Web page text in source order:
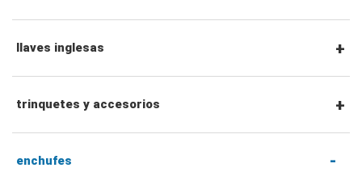
llaves inglesas
llaves combinadas
llaves de trinquete combinadas
trinquetes y accesorios
Trinquetes con accionamiento hexagonal de
enchufes